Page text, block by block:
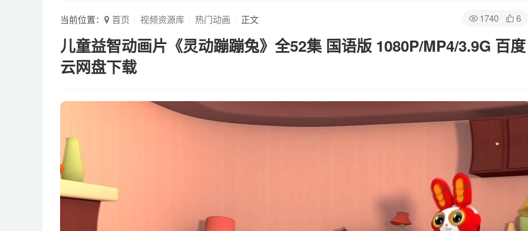
1740 6
当前位置： 首页 视频资源库 热门动画 正文
儿童益智动画片《灵动蹦蹦兔》全52集 国语版 1080P/MP4/3.9G 百度
云网盘下载